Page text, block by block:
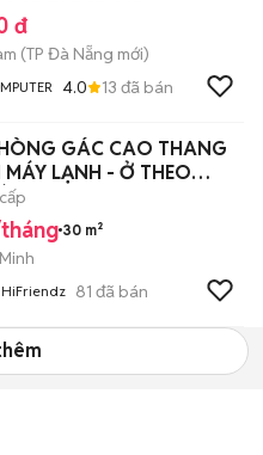
đ
(TP Đà Nẵng mới)
4.0 13 đã bán
GÁC CAO THANG
LẠNH - Ở THEO
VHU 5P
30 m²
81 đã bán